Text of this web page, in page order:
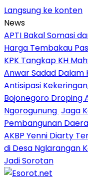
Langsung ke konten
News
APTI Bakal Somasi
Harga Tembakau
KPK Tangkap KH
Anwar Sadad Dalam
Antisipasi
Bojonegoro Droping
Ngorogunung Jaga
Pembangunan
AKBP Yenni Diarty
di Desa Nglarangan
Jadi Sorotan